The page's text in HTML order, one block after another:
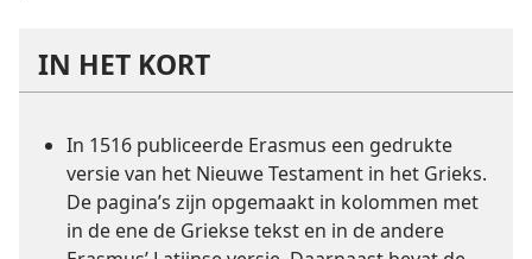
IN HET KORT
In 1516 publiceerde Erasmus een gedrukte
versie van het Nieuwe Testament in het Grieks.
De pagina’s zijn opgemaakt in kolommen met
in de ene de Griekse tekst en in de andere